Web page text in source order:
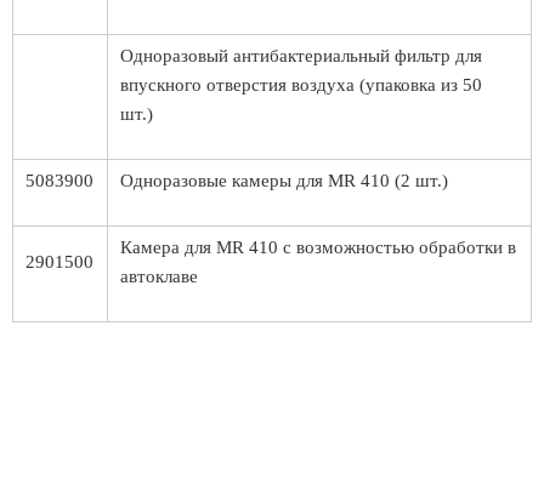
Одноразовый антибактериальный фильтр для
впускного отверстия воздуха (упаковка из 50
шт.)
5083900 Одноразовые камеры для MR 410 (2 шт.)
2901500
Камера для MR 410 с возможностью обработки в
автоклаве